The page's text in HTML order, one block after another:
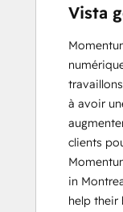
Course
Vista
à avoir
clients
in
help their